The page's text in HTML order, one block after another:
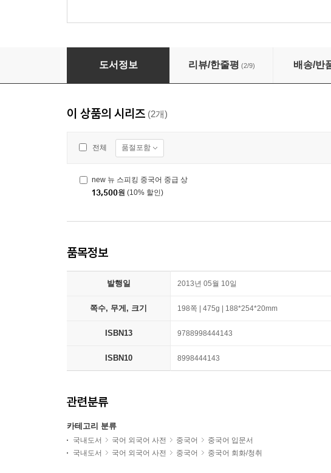
new 뉴 스피킹 중국어 초급 하
도서정보 리뷰/한줄평 (2/9) 배송/반
이 상품의 시리즈 (2개)
전체 품절포함
new 뉴 스피킹 중국어 중급 상
13,500원 (10% 할인)
품목정보
발행일 2013년 05월 10일
쪽수, 무게, 크기 198쪽 | 475g | 188*254*20mm
ISBN13 9788998444143
ISBN10 8998444143
관련분류
카테고리 분류
국내도서 국어 외국어 사전 중국어
중국어 입문서
국내도서
국어 외국어 사전 중국어 중국어 회화/청취